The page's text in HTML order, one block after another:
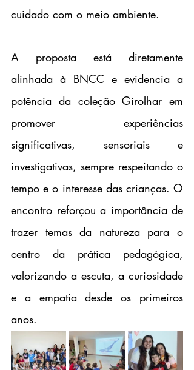
cuidado com o meio ambiente.
A proposta está diretamente
alinhada à BNCC e evidencia a
potência da coleção Girolhar em
promover experiências
significativas, sensoriais e
investigativas, sempre respeitando o
tempo e o interesse das crianças. O
encontro reforçou a importância de
trazer temas da natureza para o
centro da prática pedagógica,
valorizando a escuta, a curiosidade
e a empatia desde os primeiros
anos.